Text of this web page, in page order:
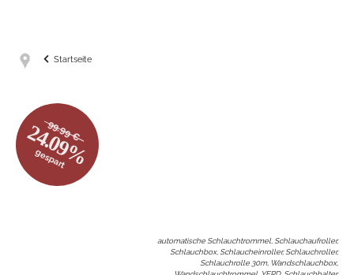
Startseite
99.99 €
24.09%
gespart
automatische Schlauchtrommel, Schlauchaufroller,
Schlauchbox, Schlaucheinroller, Schlauchroller,
Schlauchrolle 30m, Wandschlauchbox,